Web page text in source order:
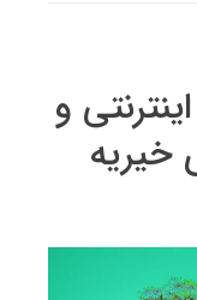
و
خیریه